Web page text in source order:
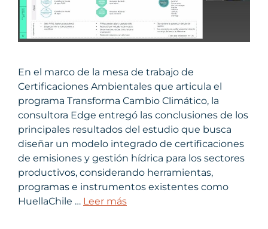
En el marco de la mesa de trabajo de
Certificaciones Ambientales que articula el
programa Transforma Cambio Climático, la
consultora Edge entregó las conclusiones de los
principales resultados del estudio que busca
diseñar un modelo integrado de certificaciones
de emisiones y gestión hídrica para los sectores
productivos, considerando herramientas,
programas e instrumentos existentes como
HuellaChile … Leer más